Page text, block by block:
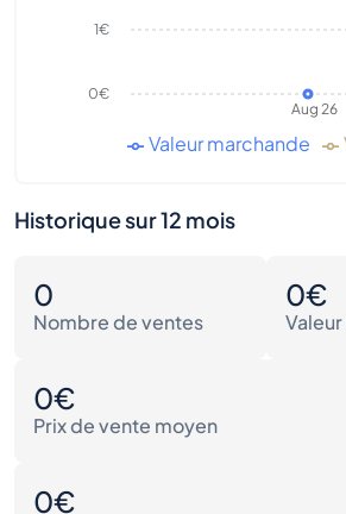
Aug 26
0€
1€
Valeur marchande
Historique sur 12 mois
0
Nombre de ventes
0€
0€
Prix de vente moyen
0€